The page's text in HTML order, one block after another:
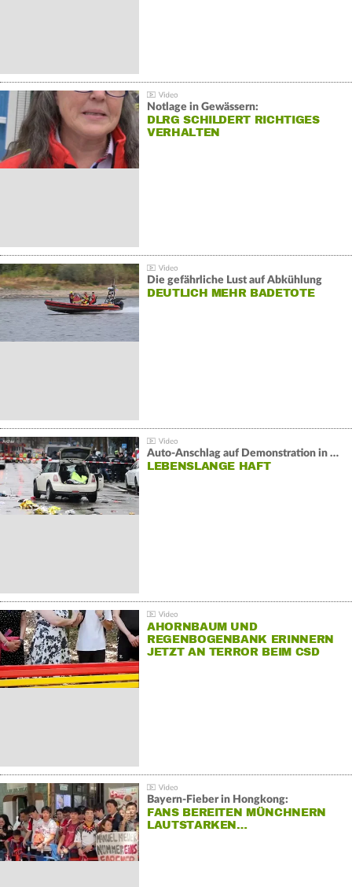
Notlage in Gewässern:
DLRG SCHILDERT RICHTIGES
VERHALTEN
Die gefährliche Lust auf Abkühlung
DEUTLICH MEHR BADETOTE
Auto-Anschlag auf Demonstration in München:
LEBENSLANGE HAFT
AHORNBAUM UND
REGENBOGENBANK ERINNERN
JETZT AN TERROR BEIM CSD
Bayern-Fieber in Hongkong:
FANS BEREITEN MÜNCHNERN
LAUTSTARKEN…